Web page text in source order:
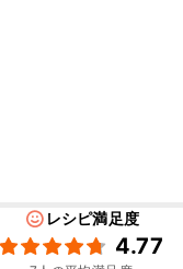
レシピ満足度
4.77